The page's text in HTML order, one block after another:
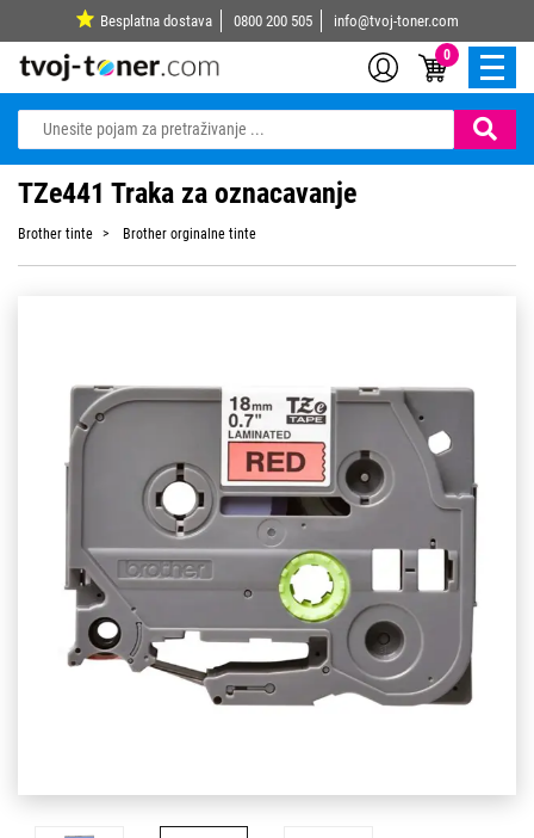
Besplatna dostava 0800 200 505 info@tvoj-toner.com
0
TZe441 Traka za oznacavanje
Brother tinte Brother orginalne tinte